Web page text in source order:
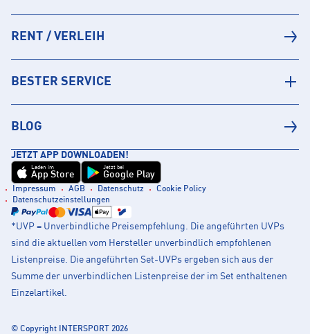
RENT / VERLEIH
BESTER SERVICE
BLOG
JETZT APP DOWNLOADEN!
Laden im
App Store
Jetzt bei
Google Play
Impressum AGB Datenschutz
Cookie Policy
Datenschutzeinstellungen
*UVP = Unverbindliche Preisempfehlung. Die angeführten UVPs
sind die aktuellen vom Hersteller unverbindlich empfohlenen
Listenpreise. Die angeführten Set-UVPs ergeben sich aus der
Summe der unverbindlichen Listenpreise der im Set enthaltenen
Einzelartikel.
© Copyright INTERSPORT 2026